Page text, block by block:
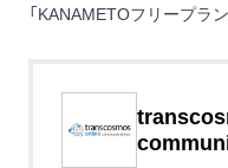
「KANAMETOフリープラ